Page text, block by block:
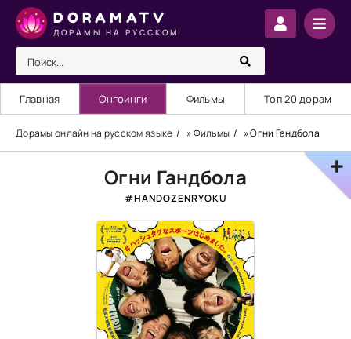
DORAMATV
ДОРАМЫ НА РУССКОМ
Главная Онгоинги Фильмы Топ 20 дорам
Дорамы онлайн на русском языке »Фильмы » Огни Гандбола
Огни Гандбола
#HANDOZENRYOKU